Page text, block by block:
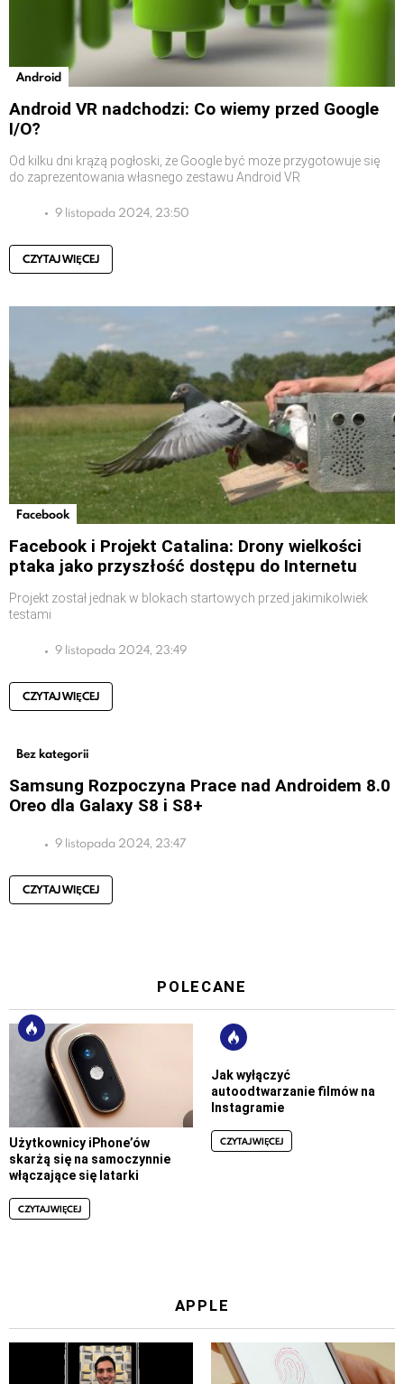
Android
Android VR nadchodzi: Co wiemy przed Google
I/O?
Od kilku dni krążą pogłoski, że Google być może przygotowuje się
do zaprezentowania własnego zestawu Android VR
9 listopada 2024, 23:50
CZYTAJ WIĘCEJ
Facebook
Facebook i Projekt Catalina: Drony wielkości
ptaka jako przyszłość dostępu do Internetu
Projekt został jednak w blokach startowych przed jakimikolwiek
testami
9 listopada 2024, 23:49
CZYTAJ WIĘCEJ
Bez kategorii
Samsung Rozpoczyna Prace nad Androidem 8.0
Oreo dla Galaxy S8 i S8+
9 listopada 2024, 23:47
CZYTAJ WIĘCEJ
POLECANE
Użytkownicy iPhone’ów
skarżą się na samoczynnie
włączające się latarki
CZYTAJ WIĘCEJ
Jak wyłączyć
autoodtwarzanie filmów na
Instagramie
CZYTAJ WIĘCEJ
APPLE